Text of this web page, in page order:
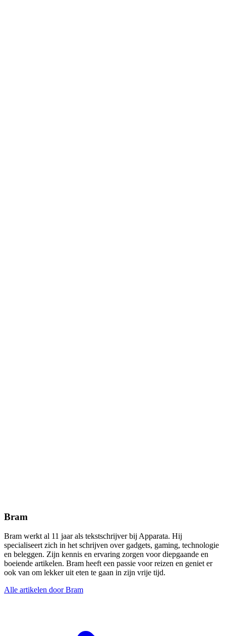
Bram
Bram werkt al 11 jaar als tekstschrijver bij Apparata. Hij
specialiseert zich in het schrijven over gadgets, gaming, technologie
en beleggen. Zijn kennis en ervaring zorgen voor diepgaande en
boeiende artikelen. Bram heeft een passie voor reizen en geniet er
ook van om lekker uit eten te gaan in zijn vrije tijd.
Alle artikelen door Bram